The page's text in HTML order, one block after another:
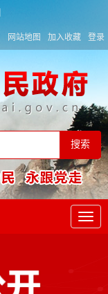
网站地图 加入收藏 登录